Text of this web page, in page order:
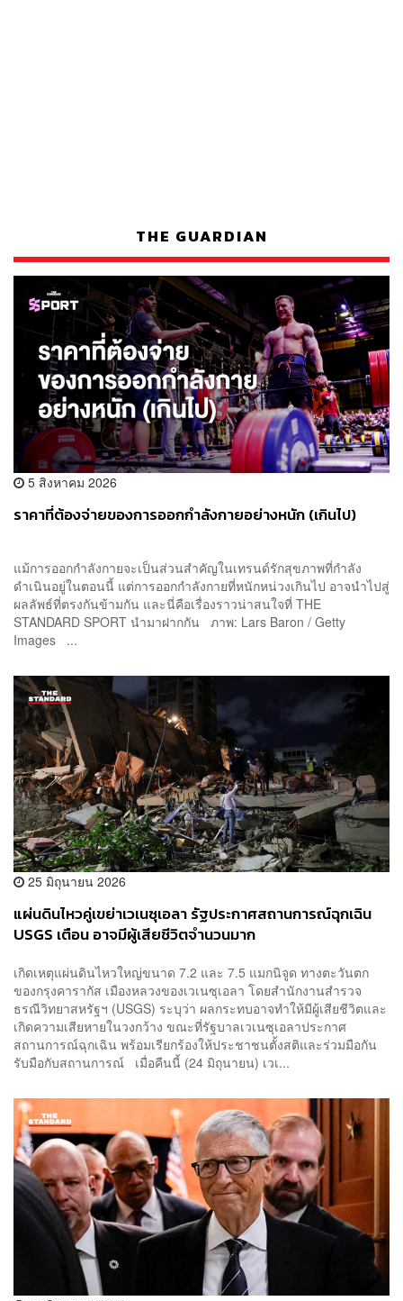
THE GUARDIAN
5 สิงหาคม 2026
ราคาที่ต้องจ่ายของการออกกำลังกายอย่างหนัก (เกินไป)
แม้การออกกำลังกายจะเป็นส่วนสำคัญในเทรนด์รักสุขภาพที่กำลัง
ดำเนินอยู่ในตอนนี้ แต่การออกกำลังกายที่หนักหน่วงเกินไป อาจนำไปสู่
ผลลัพธ์ที่ตรงกันข้ามกัน และนี่คือเรื่องราวน่าสนใจที่ THE
STANDARD SPORT นำมาฝากกัน ภาพ: Lars Baron / Getty
Images ...
25 มิถุนายน 2026
แผ่นดินไหวคู่เขย่าเวเนซุเอลา รัฐประกาศสถานการณ์ฉุกเฉิน
USGS เตือน อาจมีผู้เสียชีวิตจำนวนมาก
เกิดเหตุแผ่นดินไหวใหญ่ขนาด 7.2 และ 7.5 แมกนิจูด ทางตะวันตก
ของกรุงคารากัส เมืองหลวงของเวเนซุเอลา โดยสำนักงานสำรวจ
ธรณีวิทยาสหรัฐฯ (USGS) ระบุว่า ผลกระทบอาจทำให้มีผู้เสียชีวิตและ
เกิดความเสียหายในวงกว้าง ขณะที่รัฐบาลเวเนซุเอลาประกาศ
สถานการณ์ฉุกเฉิน พร้อมเรียกร้องให้ประชาชนตั้งสติและร่วมมือกัน
รับมือกับสถานการณ์ เมื่อคืนนี้ (24 มิถุนายน) เวเ...